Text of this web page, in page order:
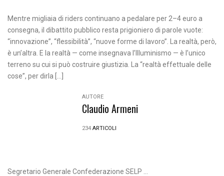
Mentre migliaia di riders continuano a pedalare per 2–4 euro a
consegna, il dibattito pubblico resta prigioniero di parole vuote:
“innovazione”, “flessibilità”, “nuove forme di lavoro”. La realtà, però,
è un’altra. E la realtà — come insegnava l’Illuminismo — è l’unico
terreno su cui si può costruire giustizia. La “realtà effettuale delle
cose”, per dirla […]
AUTORE
Claudio Armeni
234 ARTICOLI
Segretario Generale Confederazione SELP ...